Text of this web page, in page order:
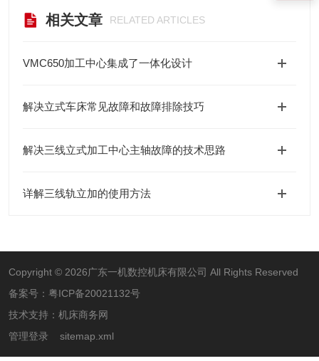
相关文章 RELATED ARTICLES
VMC650加工中心集成了一体化设计
解决立式车床常见故障和故障排除技巧
解决三线立式加工中心主轴故障的技术思路
详解三线轨立加的使用方法
Copyright © 2026广东一机数控机床有限公司 All Rights Reserved
备案号： 粤ICP备20021132号
技术支持： 机床商务网
管理登录
sitemap.xml